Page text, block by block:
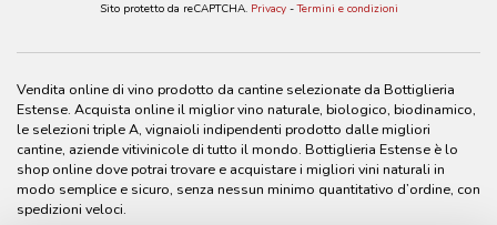
Sito protetto da reCAPTCHA. Privacy-Termini e condizioni
Vendita online di vino prodotto da cantine selezionate da Bottiglieria
Estense. Acquista online il miglior vino naturale, biologico, biodinamico,
le selezioni triple A, vignaioli indipendenti prodotto dalle migliori
cantine, aziende vitivinicole di tutto il mondo. Bottiglieria Estense è lo
shop online dove potrai trovare e acquistare i migliori vini naturali in
modo semplice e sicuro, senza nessun minimo quantitativo d’ordine, con
spedizioni veloci.